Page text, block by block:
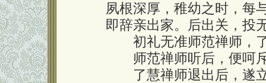
夙根深厚，稚幼之时，每
即辞亲出家。后出关，投
初礼无准师范禅师，了
师范禅师听后，便呵斥
了慧禅师退出后，遂立